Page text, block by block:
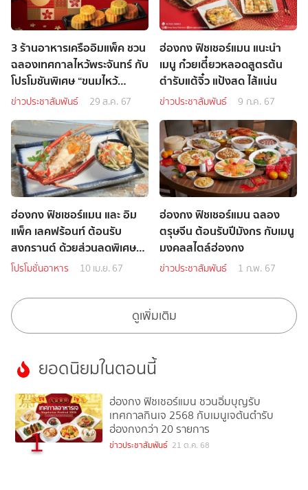
3 ร้านอาหารเครืออิมแพ็ค ชวน
ฉลองเทศกาลไหว้พระจันทร์ กับ
โปรโมชันพิเศษ “ขนมไหว้
พระจันทร์สไตล์ฮ่องกง”
ข่าวประชาสัมพันธ์ 29 ส.ค. 67
ฮ่องกง ฟิชเชอร์แมน แนะนำ
เมนู ก๋วยเตี๋ยวหลอดสูตรต้น
ตำรับแต้จิ๋ว แป้งสด ไส้แน่น
ข่าวประชาสัมพันธ์ 9 ก.ค. 67
ฮ่องกง ฟิชเชอร์แมน และ อิม
แพ็ค เลคฟร้อนท์ ต้อนรับ
สงกรานต์ ด้วยส่วนลดพิเศษ
พร้อมลุ้นรับบัตรของขวัญ
โปรโมชั่นอาหาร 10 เม.ย. 67
ฮ่องกง ฟิชเชอร์แมน ฉลอง
ตรุษจีน ต้อนรับปีมังกร กับเมนู
มงคลสไตล์ฮ่องกง
ข่าวประชาสัมพันธ์ 1 ก.พ. 67
ดูเพิ่มเติม
ยอดนิยมในตอนนี้
1
ฮ่องกง ฟิชเชอร์แมน ชวนอิ่มบุญรับ
เทศกาลกินเจ 2568 กับเมนูเจต้นตำรับ
ฮ่องกงกว่า 20 รายการ
ข่าวประชาสัมพันธ์ 21 ต.ค. 68